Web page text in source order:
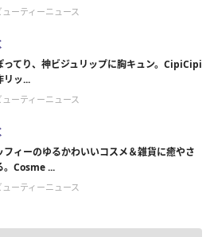
ューティーニュース
ってり、神ビジュリップに胸キュン。CipiCipi
リッ...
ューティーニュース
フィーのゆるかわいいコスメ＆雑貨に癒やさ
。Cosme ...
ューティーニュース